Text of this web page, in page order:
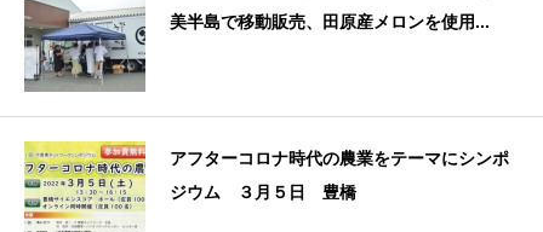
美半島で移動販売、田原産メロンを使用...
アフターコロナ時代の農業をテーマにシンポ
ジウム ３月５日 豊橋